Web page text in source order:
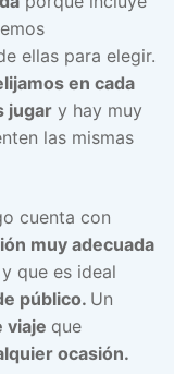
ellas para elegir.
en cada
jugar y hay muy
las mismas
cuenta con
muy adecuada
y que es ideal
público. Un
viaje que
ocasión.